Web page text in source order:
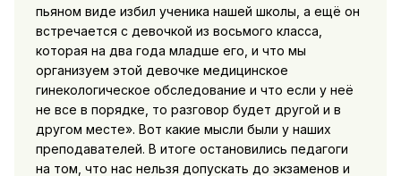
пьяном виде избил ученика нашей школы, а ещё он
встречается с девочкой из восьмого класса,
которая на два года младше его, и что мы
организуем этой девочке медицинское
гинекологическое обследование и что если у неё
не все в порядке, то разговор будет другой и в
другом месте». Вот какие мысли были у наших
преподавателей. В итоге остановились педагоги
на том, что нас нельзя допускать до экзаменов и